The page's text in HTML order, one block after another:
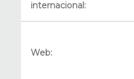
internacional:
Web: